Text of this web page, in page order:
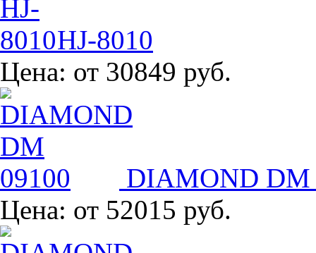
HJ-8010
Цена: от 30849 руб.
DIAMOND DM
Цена: от 52015 руб.